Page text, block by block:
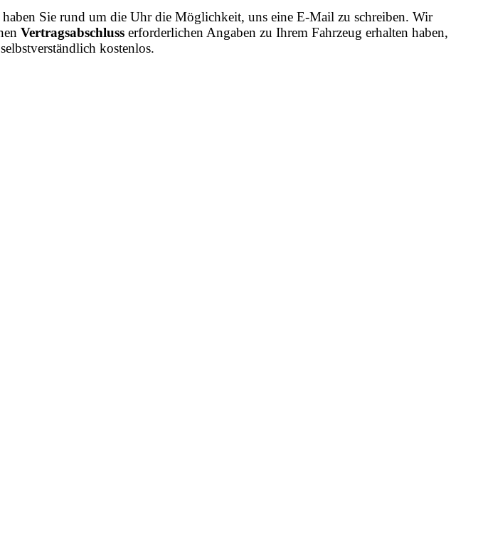
Sie rund um die Uhr die Möglichkeit, uns eine E-Mail zu schreiben. Wir
Vertragsabschluss erforderlichen Angaben zu Ihrem Fahrzeug erhalten haben,
kostenlos.